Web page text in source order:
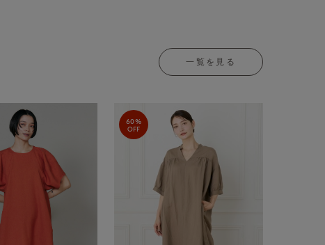
一覧を見る
60%
OFF